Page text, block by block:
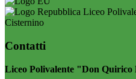
Liceo
Cisternino
Contatti
Liceo Polivalente "Don